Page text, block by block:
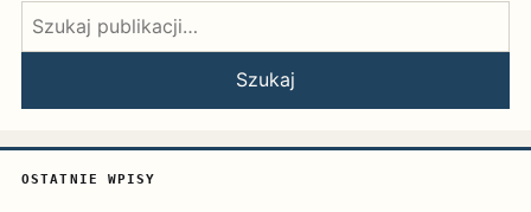
Szukaj:
Szukaj
OSTATNIE WPISY